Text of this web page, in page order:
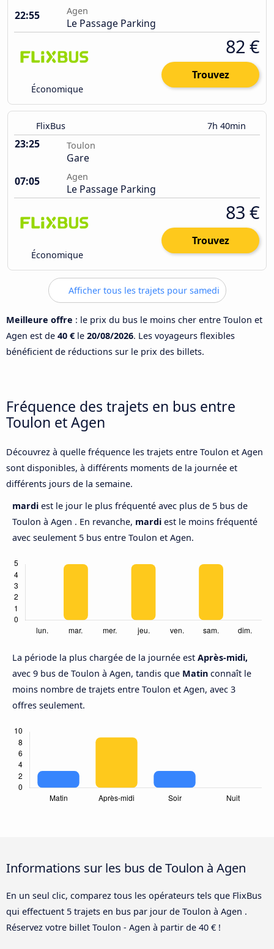
22:55
Agen
Le Passage Parking
Économique
82 €
Trouvez
FlixBus 7h 40min
23:25 Toulon
Gare
07:05
Agen
Le Passage Parking
Économique
83 €
Trouvez
Afficher tous les trajets pour samedi
Meilleure offre : le prix du bus le moins cher entre Toulon et
Agen est de 40 € le 20/08/2026. Les voyageurs flexibles
bénéficient de réductions sur le prix des billets.
Fréquence des trajets en bus entre
Toulon et Agen
Découvrez à quelle fréquence les trajets entre Toulon et Agen
sont disponibles, à différents moments de la journée et
différents jours de la semaine.
mardi est le jour le plus fréquenté avec plus de 5 bus de
Toulon à Agen . En revanche, mardi est le moins fréquenté
avec seulement 5 bus entre Toulon et Agen.
La période la plus chargée de la journée est Après-midi,
avec 9 bus de Toulon à Agen, tandis que Matin connaît le
moins nombre de trajets entre Toulon et Agen, avec 3
offres seulement.
Informations sur les bus de Toulon à Agen
En un seul clic, comparez tous les opérateurs tels que FlixBus
qui effectuent 5 trajets en bus par jour de Toulon à Agen .
Réservez votre billet Toulon - Agen à partir de 40 € !